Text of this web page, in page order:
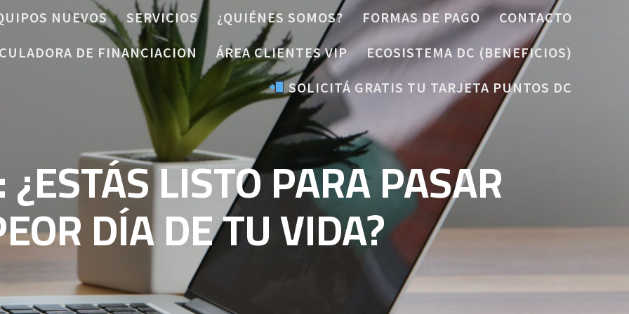
NUEVOS SERVICIOS ¿QUIÉNES SOMOS? FORMAS DE PAGO
CONTACTO
DE FINANCIACION
ÁREA CLIENTES VIP
ECOSISTEMA DC (BENEFICIOS)
SOLICITÁ GRATIS TU TARJETA PUNTOS DC
LISTO PARA PASAR
DÍA DE TU VIDA?